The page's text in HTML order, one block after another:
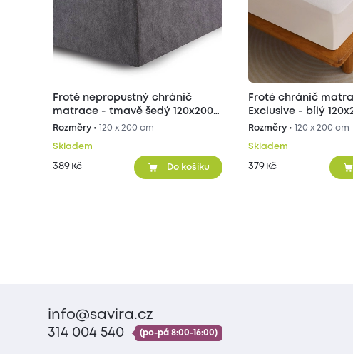
Froté nepropustný chránič
matrace - tmavě šedý 120x200
cm
Rozměry • 120 x 200 cm
Skladem
389 Kč Do košíku
Froté chránič
Exclusive - bílý
Rozměry • 120 x 200 cm
Skladem
379 Kč
info@savira.cz
314 004 540
(po-pá 8:00-16:00)